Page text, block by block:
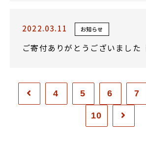
2022.03.11 お知らせ
ご寄付ありがとうございました
4 5 6 7
10